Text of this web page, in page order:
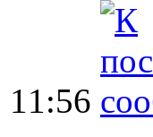
11:56